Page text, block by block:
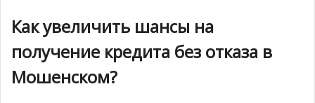
Как увеличить шансы на
получение кредита без отказа в
Мошенском?